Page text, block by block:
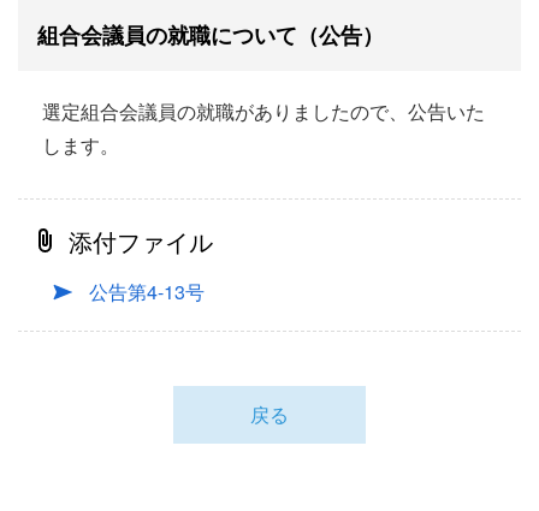
組合会議員の就職について（公告）
選定組合会議員の就職がありましたので、公告いた
します。
添付ファイル
公告第4-13号
戻る